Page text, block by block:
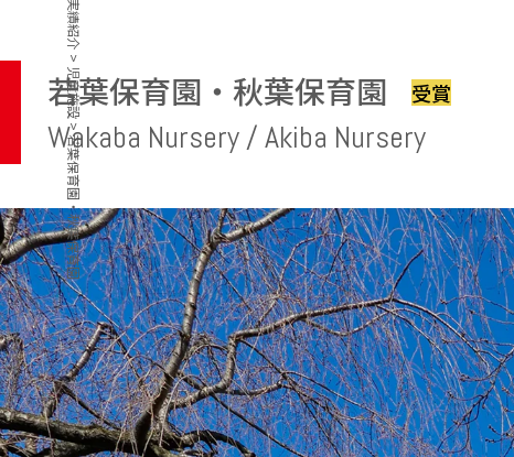
実績紹介
>
児童施設
>
若葉保育園・秋葉保育園
若葉保育園・秋葉保育園 受賞
Wakaba Nursery / Akiba Nursery